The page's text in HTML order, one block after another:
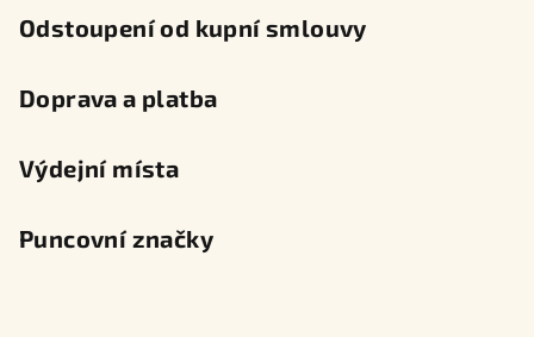
Odstoupení od kupní smlouvy
Doprava a platba
Výdejní místa
Puncovní značky